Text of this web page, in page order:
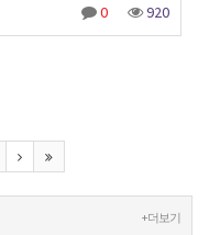
0 920
+ 더보기